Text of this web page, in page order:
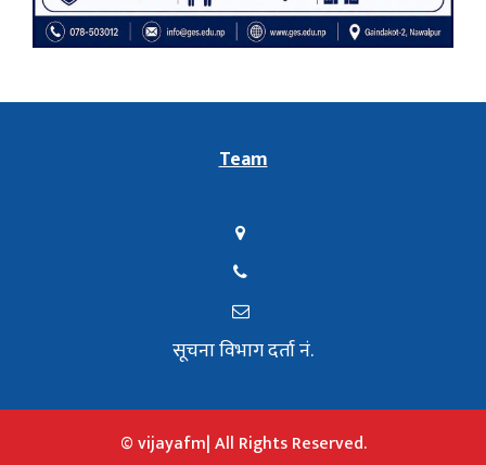
Team
सूचना विभाग दर्ता नं.
© vijayafm| All Rights Reserved.